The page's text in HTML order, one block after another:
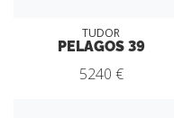
TUDOR
PELAGOS 39
5240 €